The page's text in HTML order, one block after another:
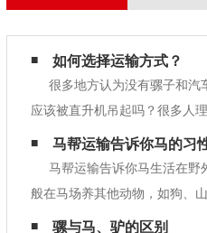
如何选择运输方式？
很多地方认为没有骡子和汽
应该被直升机吊起吗？很多人
用骡子运输。当然，这不是整
头专门针对这些地方的大骡子
马帮运输告诉你马的习
马帮运输告诉你马生活在野
般在马场养其他动物，如狗、
匹公马作为领袖。在饲养的马
骡与马、驴的区别